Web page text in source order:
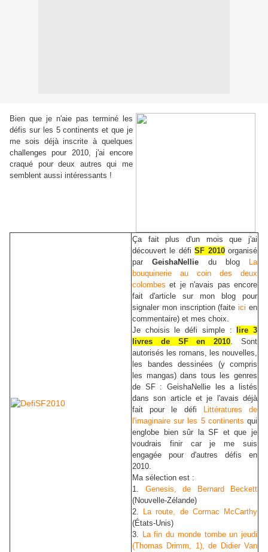
Bien que je n'aie pas terminé les
défis sur les 5 continents et que je
me sois déjà inscrite à quelques
challenges pour 2010, j'ai encore
craqué pour deux autres qui me
semblent aussi intéressants !
Ça fait plus d'un mois que j'ai
découvert le défiSF 2010organisé
parGeishaNellie du blog
La
bouquinerie au coin des deux
colombes et je n'avais pas encore
fait d'article sur mon blog pour
signaler mon inscription (faiteici en
commentaire) et mes choix.
Je choisis le défi simple :
lire 3
livres de SF en 2010. Sont
autorisés les romans, les nouvelles,
les bandes dessinées (y compris
les mangas) dans tous les genres
de SF : GeishaNellie les a listés
dans son article et je l'avais déjà
fait pour le défi
Littératures de
l'imaginaire sur les 5 continents qui
englobe bien sûr la SF et que je
voudrais finir car je me suis
engagée pour d'autres défis en
2010.
Ma sélection est :
1. Genesis, de Bernard Beckett
(Nouvelle-Zélande)
2.
La route, de Cormac McCarthy
(États-Unis)
3. La fin du monde tombe un jeudi
(Thomas Drimm, 1), de Didier Van